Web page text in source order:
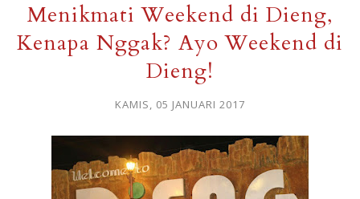
Menikmati Weekend di Dieng,
Kenapa Nggak? Ayo Weekend di
Dieng!
KAMIS, 05 JANUARI 2017